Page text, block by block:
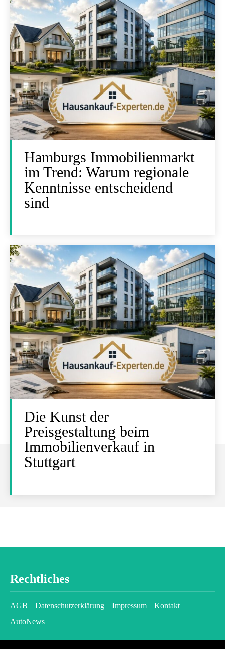
Hamburgs Immobilienmarkt
im Trend: Warum regionale
Kenntnisse entscheidend
sind
Die Kunst der
Preisgestaltung beim
Immobilienverkauf in
Stuttgart
Rechtliches
AGB Datenschutzerklärung Impressum
Kontakt
AutoNews